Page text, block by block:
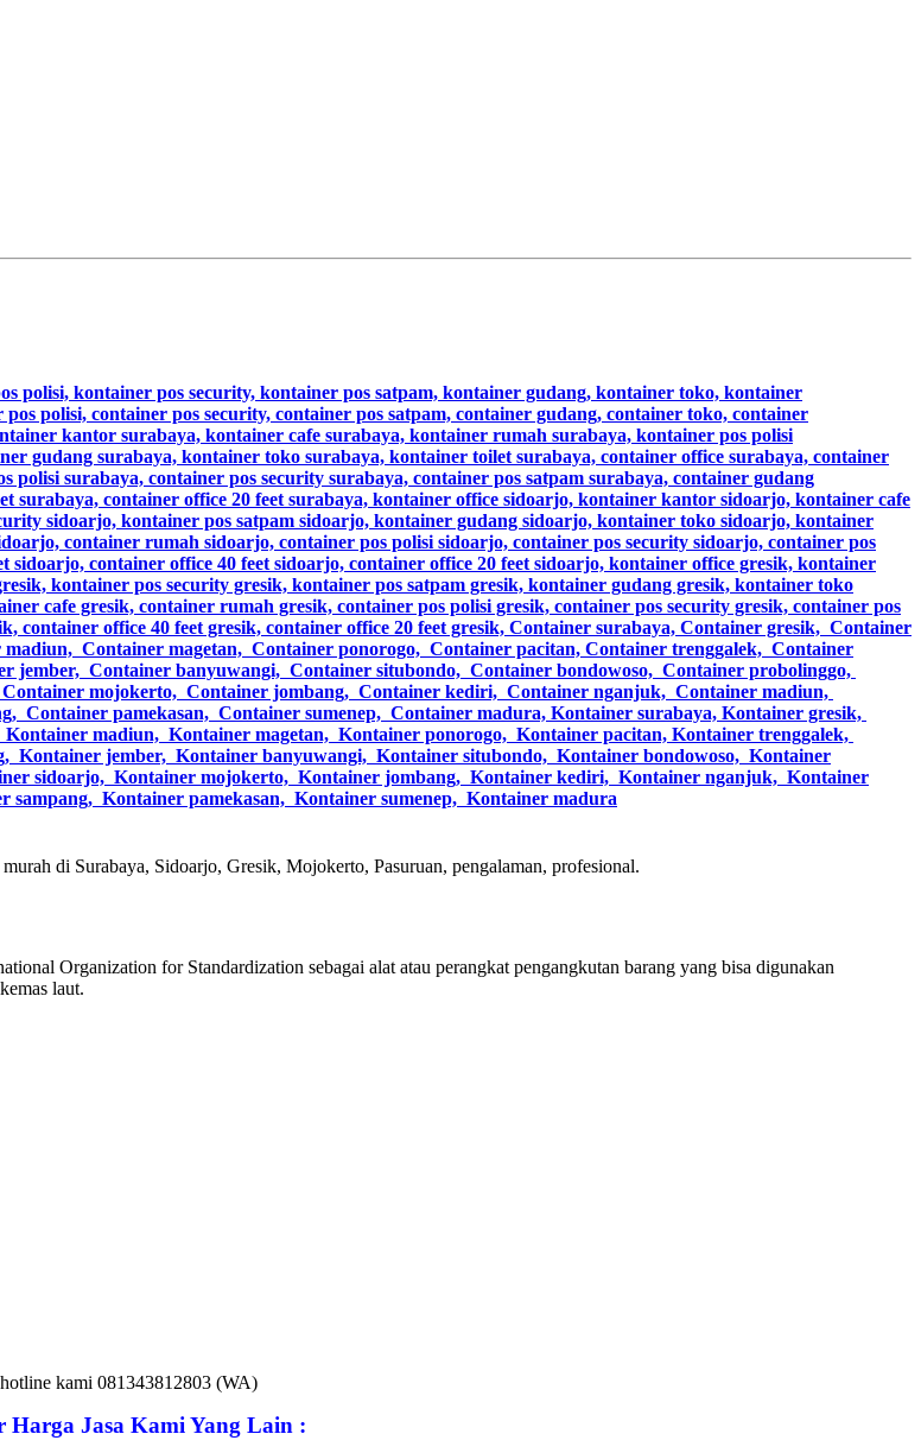
di Surabaya, Sidoarjo, Gresik, Mojokerto, Pasuruan, pengalaman, profesional.
Organization for Standardization sebagai alat atau perangkat pengangkutan barang yang bisa digunakan
laut.
kami 081343812803 (WA)
Harga Jasa Kami Yang Lain :